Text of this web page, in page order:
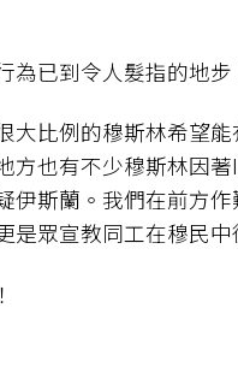
已到令人髮指的地步
比例的穆斯林希望
也有不少穆斯林因
斯蘭。我們在前方
眾宣教同工在穆民中